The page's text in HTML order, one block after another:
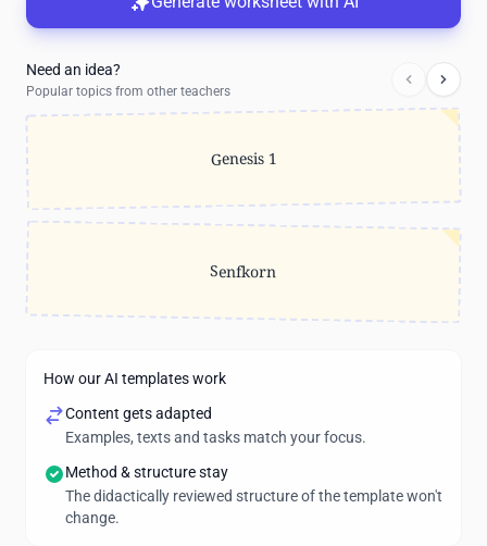
Need an idea?
Popular topics from other teachers
Genesis 1
Senfkorn
How our AI templates work
Content gets adapted
Examples, texts and tasks match your focus.
Method & structure stay
The didactically reviewed structure of the template won't
change.